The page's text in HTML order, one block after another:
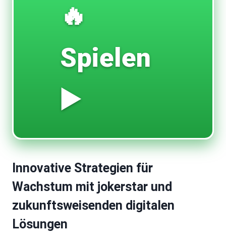
🔥
Spielen
▶️
Innovative Strategien für
Wachstum mit jokerstar und
zukunftsweisenden digitalen
Lösungen